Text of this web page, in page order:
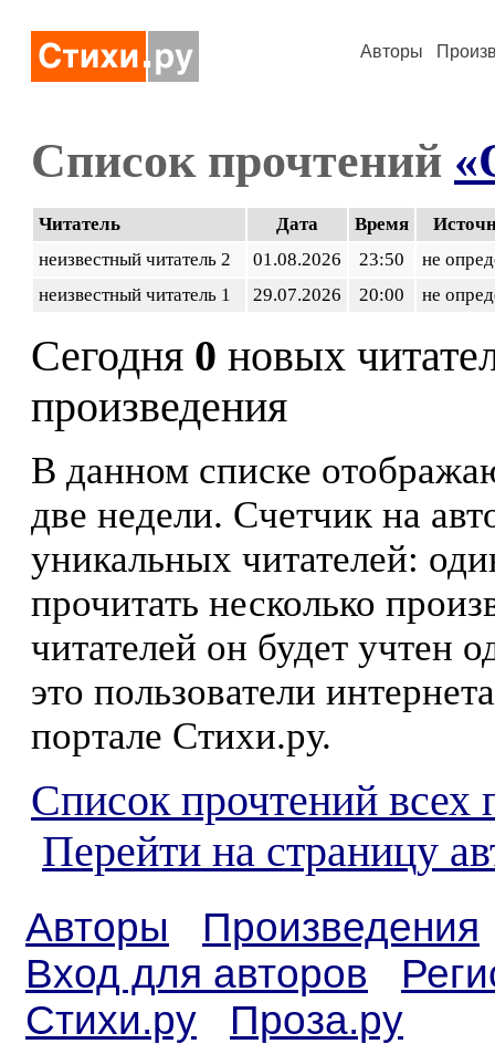
Авторы
Список прочтений
Читатель Дата Время
неизвестный читатель 2
01.08.2026 23:50
не
неизвестный читатель 1
29.07.2026 20:00 не
Сегодня 0 новых
произведения
В данном списке
две недели. Счетчик на
уникальных читателей:
прочитать несколько
читателей он будет учтен
это пользователи
портале Стихи.ру.
Список прочтений всех
Перейти на страницу
Авторы
Произведения
Вход для авторов
Стихи.ру
Проза.ру